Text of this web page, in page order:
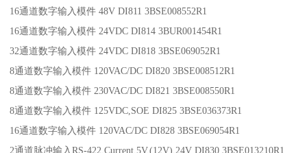
16通道数字输入模件 48V DI811 3BSE008552R1
16通道数字输入模件 24VDC DI814 3BUR001454R1
32通道数字输入模件 24VDC DI818 3BSE069052R1
8通道数字输入模件 120VAC/DC DI820 3BSE008512R1
8通道数字输入模件 230VAC/DC DI821 3BSE008550R1
8通道数字输入模件 125VDC,SOE DI825 3BSE036373R1
16通道数字输入模件 120VAC/DC DI828 3BSE069054R1
2通道脉冲输入RS-422,Current,5V,(12V),24V DI830 3BSE013210R1